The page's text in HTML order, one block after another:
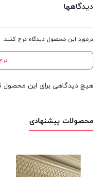
دیدگاهها
درمورد این محصول دیدگاه درج کنید.
هیچ دیدگاهی برای این
محصولات پیشنهادی